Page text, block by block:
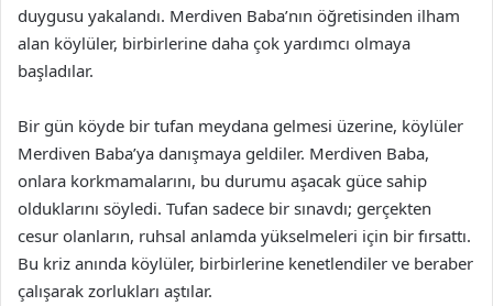
duygusu yakalandı. Merdiven Baba’nın öğretisinden ilham
alan köylüler, birbirlerine daha çok yardımcı olmaya
başladılar.
Bir gün köyde bir tufan meydana gelmesi üzerine, köylüler
Merdiven Baba’ya danışmaya geldiler. Merdiven Baba,
onlara korkmamalarını, bu durumu aşacak güce sahip
olduklarını söyledi. Tufan sadece bir sınavdı; gerçekten
cesur olanların, ruhsal anlamda yükselmeleri için bir fırsattı.
Bu kriz anında köylüler, birbirlerine kenetlendiler ve beraber
çalışarak zorlukları aştılar.